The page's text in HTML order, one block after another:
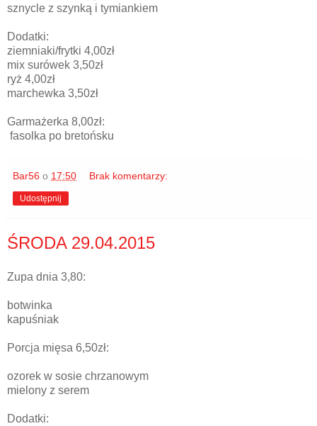
sznycle z szynką i tymiankiem
Dodatki:
ziemniaki/frytki 4,00zł
mix surówek 3,50zł
ryż 4,00zł
marchewka 3,50zł
Garmażerka 8,00zł:
fasolka po bretońsku
Bar56 o 17:50 Brak komentarzy:
Udostępnij
ŚRODA 29.04.2015
Zupa dnia 3,80:
botwinka
kapuśniak
Porcja mięsa 6,50zł:
ozorek w sosie chrzanowym
mielony z serem
Dodatki: